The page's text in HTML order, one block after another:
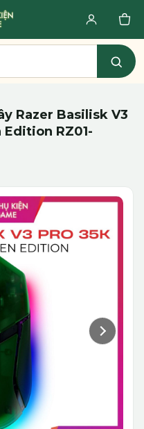
Razer Basilisk V3
Edition RZ01-